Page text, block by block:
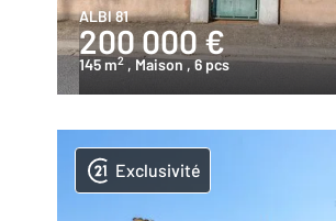
ALBI 81
200 000 €
145 m2 , Maison, 6 pcs
Exclusivité